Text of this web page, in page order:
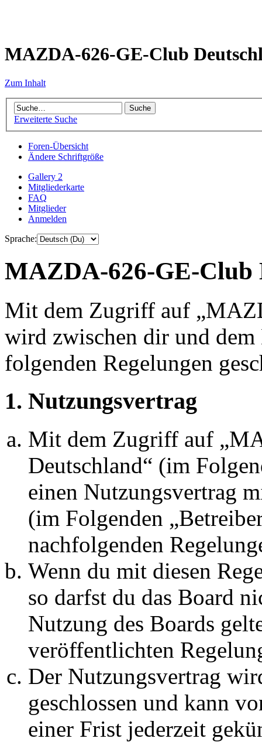
MAZDA-626-GE-Club
Zum Inhalt
Erweiterte Suche
Foren-Übersicht
Ändere Schriftgröße
Gallery 2
Mitgliederkarte
FAQ
Mitglieder
Anmelden
Sprache:
MAZDA-626-GE-Club
Mit dem Zugriff auf
wird zwischen dir und
folgenden Regelungen
1. Nutzungsvertrag
Mit dem Zugriff auf
Deutschland“ (im
einen Nutzungsvertrag
(im Folgenden
nachfolgenden
Wenn du mit diesen
so darfst du das Board
Nutzung des Boards
veröffentlichten
Der Nutzungsvertrag
geschlossen und kann
einer Frist jederzeit